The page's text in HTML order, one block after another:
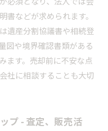
書などが求められます。
遺産分割協議書や相続登
図や境界確認書類がある
ます。売却前に不安な点
社に相談することも大切
プ - 査定、販売活